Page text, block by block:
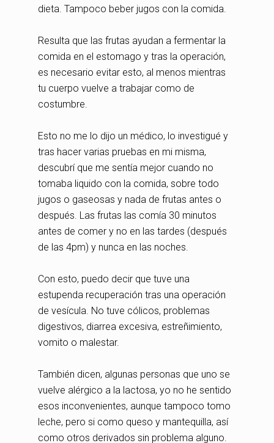
dieta. Tampoco beber jugos con la comida.
Resulta que las frutas ayudan a fermentar la
comida en el estomago y tras la operación,
es necesario evitar esto, al menos mientras
tu cuerpo vuelve a trabajar como de
costumbre.
Esto no me lo dijo un médico, lo investigué y
tras hacer varias pruebas en mi misma,
descubrí que me sentía mejor cuando no
tomaba liquido con la comida, sobre todo
jugos o gaseosas y nada de frutas antes o
después. Las frutas las comía 30 minutos
antes de comer y no en las tardes (después
de las 4pm) y nunca en las noches.
Con esto, puedo decir que tuve una
estupenda recuperación tras una operación
de vesícula. No tuve cólicos, problemas
digestivos, diarrea excesiva, estreñimiento,
vomito o malestar.
También dicen, algunas personas que uno se
vuelve alérgico a la lactosa, yo no he sentido
esos inconvenientes, aunque tampoco tomo
leche, pero si como queso y mantequilla, así
como otros derivados sin problema alguno.